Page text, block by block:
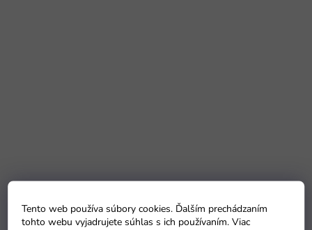
Tento web používa súbory cookies. Ďalším prechádzaním
tohto webu vyjadrujete súhlas s ich používaním. Viac